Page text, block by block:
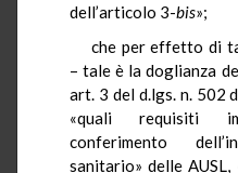
dell’articolo 3-bis»;
che per effetto di
– tale è la doglianza
art. 3 del d.lgs. n. 502
«quali requisiti
conferimento
sanitario» delle